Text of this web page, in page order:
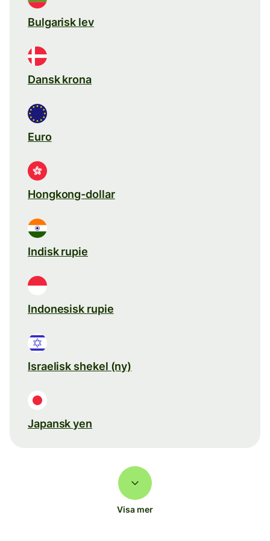
Bulgarisk lev
Dansk krona
Euro
Hongkong-dollar
Indisk rupie
Indonesisk rupie
Israelisk shekel (ny)
Japansk yen
Visa mer